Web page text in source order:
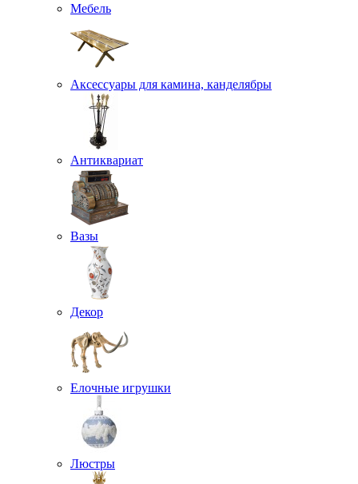
Мебель
Аксессуары для камина, канделябры
Антиквариат
Вазы
Декор
Елочные игрушки
Люстры